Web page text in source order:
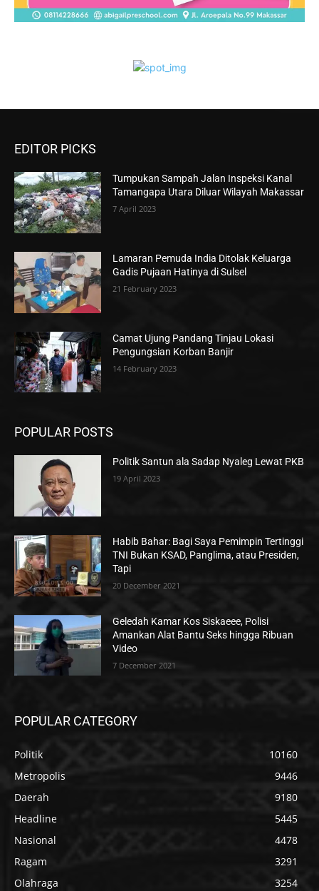
EDITOR PICKS
Tumpukan Sampah Jalan Inspeksi Kanal
Tamangapa Utara Diluar Wilayah Makassar
7 April 2023
Lamaran Pemuda India Ditolak Keluarga
Gadis Pujaan Hatinya di Sulsel
21 February 2023
Camat Ujung Pandang Tinjau Lokasi
Pengungsian Korban Banjir
14 February 2023
POPULAR POSTS
Politik Santun ala Sadap Nyaleg Lewat PKB
19 April 2023
Habib Bahar: Bagi Saya Pemimpin Tertinggi
TNI Bukan KSAD, Panglima, atau Presiden,
Tapi
20 December 2021
Geledah Kamar Kos Siskaeee, Polisi
Amankan Alat Bantu Seks hingga Ribuan
Video
7 December 2021
POPULAR CATEGORY
Politik
10160
Metropolis
9446
Daerah
9180
Headline
5445
Nasional
4478
Ragam
3291
Olahraga
3254